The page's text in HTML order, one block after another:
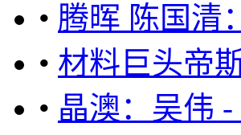
• 腾晖 陈国清
• 材料巨头帝
• 晶澳：吴伟